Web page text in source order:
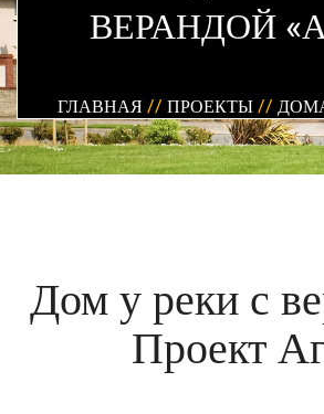
ВЕРАНДОЙ
ГЛАВНАЯ // ПРОЕКТЫ //
Дом у реки с
Проект